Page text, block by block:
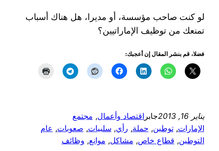
لو كنت صاحب مؤسسة، أو مديرا، هل هناك أسباب
تمنعك من توظيف الإماراتيين؟
فضلا، قم بنشر المقال إن أعجبك:
يناير 16, 2013 جابر اقتصاد وأعمال, مجتمع
الإمارات, توطين, حملة, رأي, سلبيات, صعوبات, عام
التوطين, قطاع خاص, مشاكل, موانع, وظائف